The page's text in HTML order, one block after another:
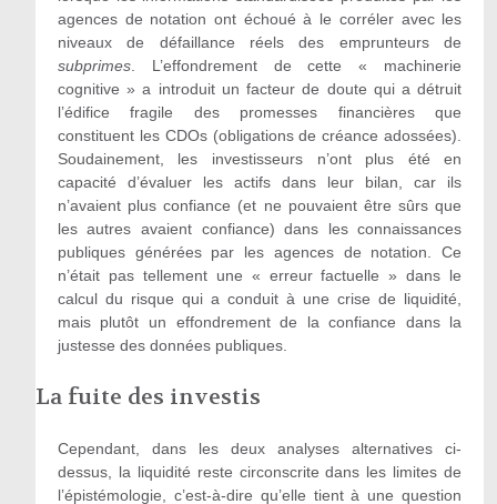
agences de notation ont échoué à le corréler avec les
niveaux de défaillance réels des emprunteurs de
subprimes. L’effondrement de cette « machinerie
cognitive»a introduit un facteur de doute qui a détruit
l’édifice fragile des promesses financières que
constituent les CDOs (obligations de créance adossées).
Soudainement, les investisseurs n’ont plus été en
capacité d’évaluer les actifs dans leur bilan, car ils
n’avaient plus confiance (et ne pouvaient être sûrs que
les autres avaient confiance) dans les connaissances
publiques générées par les agences de notation. Ce
n’était pas tellement une « erreur factuelle» dans le
calcul du risque qui a conduit à une crise de liquidité,
mais plutôt un effondrement de la confiance dans la
justesse des données publiques.
La fuite des investis
Cependant, dans les deux analyses alternatives ci-
dessus, la liquidité reste circonscrite dans les limites de
l’épistémologie, c’est-à-dire qu’elle tientà une question